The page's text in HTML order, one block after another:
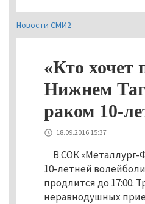
Новости СМИ2
«Кто
Нижнем
раком 10-
18.09.2016 15:37
В СОК «Металлург-
10-летней
продлится до 17:00.
неравнодушных